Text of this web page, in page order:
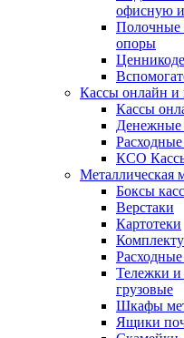
офисную
Полочные
опоры
Кассы онлайн и
Кассы
КСО
Металлическая
Боксы
Верстаки
Картотеки
Тележки и
грузовые
Шкафы
Ящики